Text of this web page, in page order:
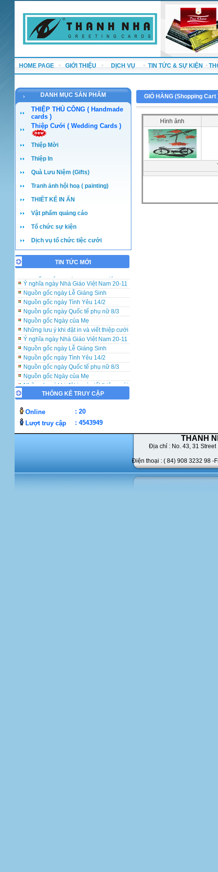
HOME PAGE GIỚI THIỆU DỊCH VỤ TIN TỨC & SỰ KIỆN
DANH MỤC SẢN PHẨM
THIỆP THỦ CÔNG ( Handmade
cards )
Thiệp Cưới ( Wedding Cards )
Thiệp Mời
Thiệp In
Quà Lưu Niệm (Gifts)
Tranh ảnh hội hoạ ( painting)
THIẾT KẾ IN ẤN
Vật phẩm quảng cáo
Tổ chức sự kiện
Dịch vụ tổ chức tiệc cưới
TIN TỨC MỚI
Ý nghĩa ngày Nhà Giáo Việt Nam 20-11
Nguồn gốc ngày Lễ Giáng Sinh
Nguồn gốc ngày Tình Yêu 14/2
Nguồn gốc ngày Quốc tế phụ nữ 8/3
Nguồn gốc Ngày của Mẹ
Những lưu ý khi đặt in và viết thiệp cưới
Ý nghĩa ngày Nhà Giáo Việt Nam 20-11
Nguồn gốc ngày Lễ Giáng Sinh
Nguồn gốc ngày Tình Yêu 14/2
Nguồn gốc ngày Quốc tế phụ nữ 8/3
Nguồn gốc Ngày của Mẹ
Những lưu ý khi đặt in và viết thiệp cưới
Ý nghĩa ngày Nhà Giáo Việt Nam 20-11
Nguồn gốc ngày Lễ Giáng Sinh
Nguồn gốc ngày Tình Yêu 14/2
Nguồn gốc ngày Quốc tế phụ nữ 8/3
Nguồn gốc Ngày của Mẹ
THỐNG KÊ TRUY CẬP
Online
: 20
Lượt truy cập
: 4543949
GIỎ HÀNG (Shopping Cart
Hình ảnh
THANH
Địa chỉ : No. 43, 31 Street
Điện thoại : ( 84) 908 3232 98 -